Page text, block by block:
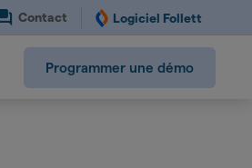
Contact Logiciel Follett
Programmer une démo